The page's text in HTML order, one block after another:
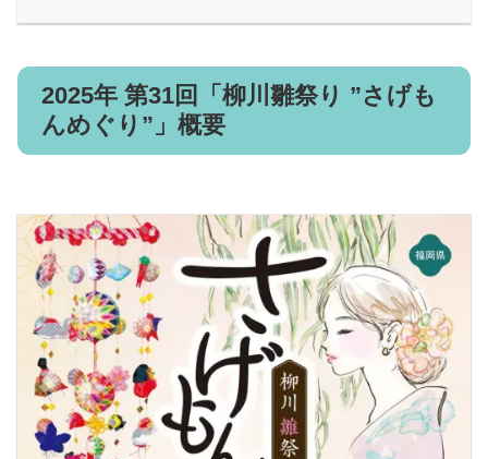
2025年 第31回「柳川雛祭り ”さげも
んめぐり”」概要